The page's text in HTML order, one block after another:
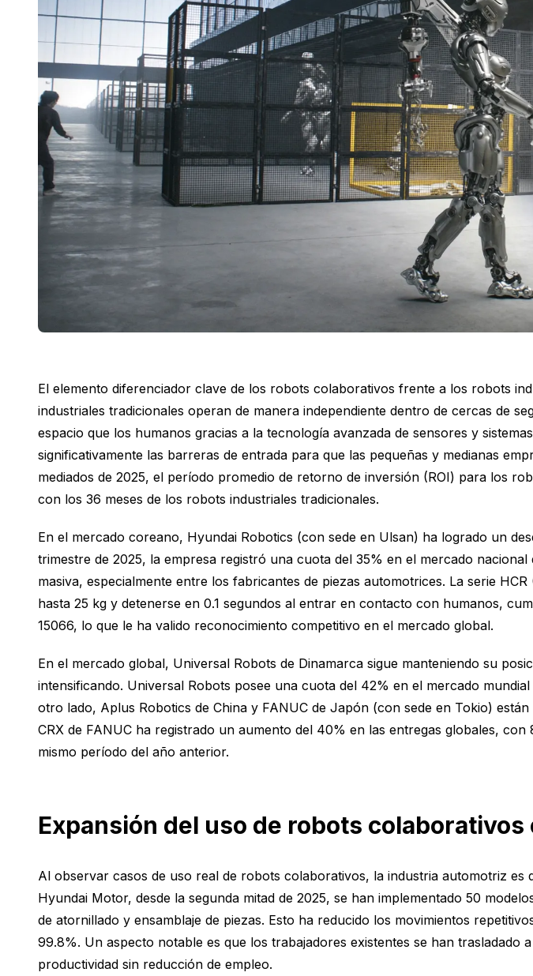
El elemento diferenciador clave de los robots colaborativos frente a los robots
industriales tradicionales operan de manera independiente dentro de cercas de
espacio que los humanos gracias a la tecnología avanzada de sensores y
significativamente las barreras de entrada para que las pequeñas y medianas
mediados de 2025, el período promedio de retorno de inversión (ROI) para los
con los 36 meses de los robots industriales tradicionales.
En el mercado coreano, Hyundai Robotics (con sede en Ulsan) ha logrado un
trimestre de 2025, la empresa registró una cuota del 35% en el mercado
masiva, especialmente entre los fabricantes de piezas automotrices. La serie
hasta 25 kg y detenerse en 0.1 segundos al entrar en contacto con humanos,
15066, lo que le ha valido reconocimiento competitivo en el mercado global.
En el mercado global, Universal Robots de Dinamarca sigue manteniendo su
intensificando. Universal Robots posee una cuota del 42% en el mercado
otro lado, Aplus Robotics de China y FANUC de Japón (con sede en Tokio)
CRX de FANUC ha registrado un aumento del 40% en las entregas globales,
mismo período del año anterior.
Expansión del uso de robots
Al observar casos de uso real de robots colaborativos, la industria automotriz
Hyundai Motor, desde la segunda mitad de 2025, se han implementado 50
de atornillado y ensamblaje de piezas. Esto ha reducido los movimientos
99.8%. Un aspecto notable es que los trabajadores existentes se han
productividad sin reducción de empleo.